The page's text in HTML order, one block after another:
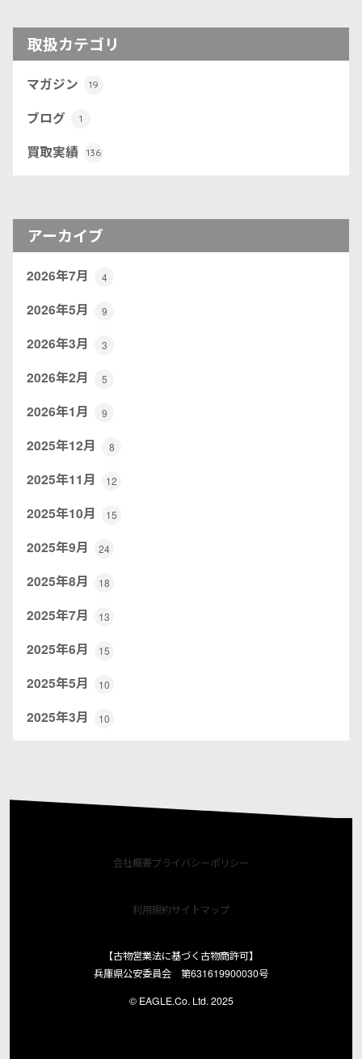
取扱カテゴリ
マガジン 19
ブログ 1
買取実績 136
アーカイブ
2026年7月 4
2026年5月 9
2026年3月 3
2026年2月 5
2026年1月 9
2025年12月 8
2025年11月 12
2025年10月 15
2025年9月 24
2025年8月 18
2025年7月 13
2025年6月 15
2025年5月 10
2025年3月 10
会社概要プライバシーポリシー
利用規約サイトマップ
【古物営業法に基づく古物商許可】
兵庫県公安委員会 第631619900030号
© EAGLE.Co. Ltd. 2025